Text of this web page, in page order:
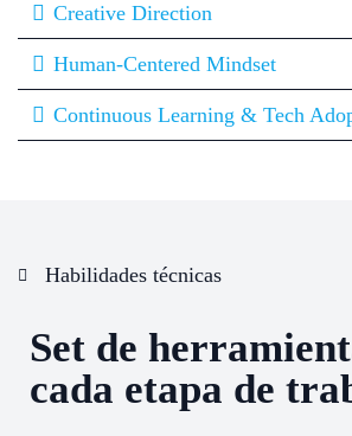
Creative Direction
Human-Centered Mindset
Continuous Learning & Tech
Habilidades técnicas
Set de
cada etapa de